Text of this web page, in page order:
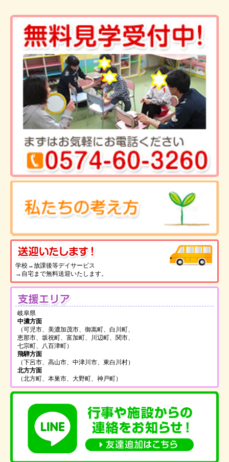
学校→放課後等デイサービス
→自宅まで無料送迎いたします。
岐阜県
中濃方面
（可児市、美濃加茂市、御嵩町、白川町、
恵那市、坂祝町、富加町、川辺町、関市、
七宗町、八百津町）
飛騨方面
（下呂市、高山市、中津川市、東白川村）
北方方面
（北方町、本巣市、大野町、神戸町）